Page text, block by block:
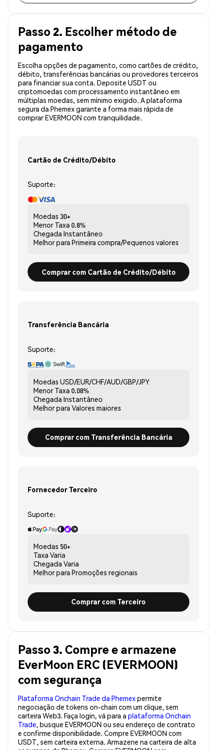
Passo 2. Escolher método de
pagamento
Escolha opções de pagamento, como cartões de crédito,
débito, transferências bancárias ou provedores terceiros
para financiar sua conta. Deposite USDT ou
criptomoedas com processamento instantâneo em
múltiplas moedas, sem mínimo exigido. A plataforma
segura da Phemex garante a forma mais rápida de
comprar EVERMOON com tranquilidade.
Cartão de Crédito/Débito
Suporte:
Moedas 30+
Menor Taxa 0.8%
Chegada Instantâneo
Melhor para Primeira compra/Pequenos valores
Comprar com Cartão de Crédito/Débito
Transferência Bancária
Suporte:
Moedas USD/EUR/CHF/AUD/GBP/JPY
Menor Taxa 0.08%
Chegada Instantâneo
Melhor para Valores maiores
Comprar com Transferência Bancária
Fornecedor Terceiro
Suporte:
Moedas 50+
Taxa Varia
Chegada Varia
Melhor para Promoções regionais
Comprar com Terceiro
Passo 3. Compre e armazene
EverMoon ERC (EVERMOON)
com segurança
Plataforma Onchain Trade da Phemexpermite
negociação de tokens on-chain com um clique, sem
carteira Web3. Faça login, vá para a plataforma Onchain
Trade, busque EVERMOON ou seu endereço de contrato
e confirme disponibilidade. Compre EVERMOON com
USDT, sem carteira externa. Armazene na carteira de alta